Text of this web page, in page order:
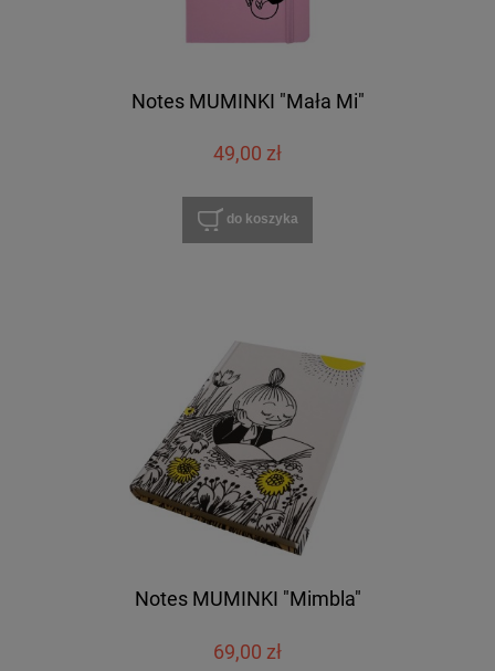
Notes MUMINKI "Mała Mi"
49,00 zł
do koszyka
Notes MUMINKI "Mimbla"
69,00 zł